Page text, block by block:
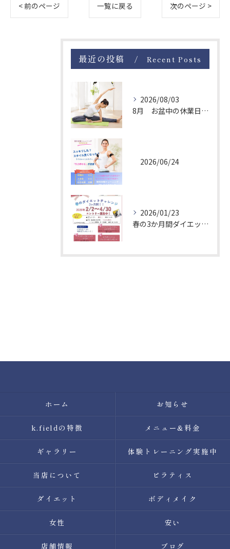
< 前のページ 一覧に戻る 次のページ >
最近の投稿 Recent Posts
2026/08/03
8月 お盆中の休業日について
2026/06/24
2026/01/23
春の3か月間ダイエットチャレンジ！エントリー募集中
ホーム お知らせ
k.fieldの特徴 メニュー&料金
ギャラリー 体験トレーニング実施中
当店について ピラティス
ダイエット ボディメイク
女性 安い
店舗情報 ブログ
お問い合わせはこちら